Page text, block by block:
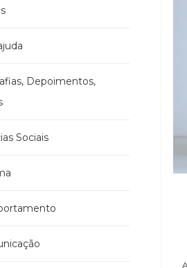
Depoimentos,
Sociais